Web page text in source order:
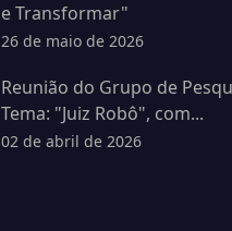
e Transformar"
26 de maio de 2026
Reunião do Grupo de
Tema: "Juiz Robô", com...
02 de abril de 2026